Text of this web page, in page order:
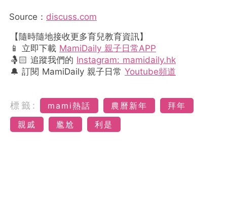
Source： discuss.com
【隨時隨地接收更多育兒教育資訊】
📱 立即下載 MamiDaily 親子日常APP
🤱🏻 追蹤我們的 Instagram: mamidaily.hk
🔔 訂閱 MamiDaily 親子日常 Youtube頻道
標籤: mami熱話 農曆新年
拜年
親戚
尷尬 利是